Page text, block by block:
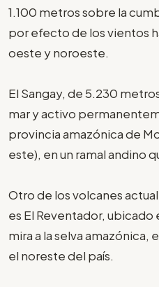
1.100 metros sobre la
por efecto de los vientos
oeste y noroeste.
El Sangay, de 5.230
mar y activo
provincia amazónica de
este), en un ramal andino
Otro de los volcanes
es El Reventador, ubicado
mira a la selva amazónica,
el noreste del país.